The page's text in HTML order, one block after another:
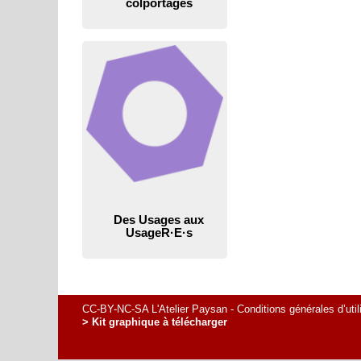
Des Usages aux
UsageR·E·s
CC-BY-NC-SA L'Atelier Paysan - Conditions générales
> Kit graphique à télécharger